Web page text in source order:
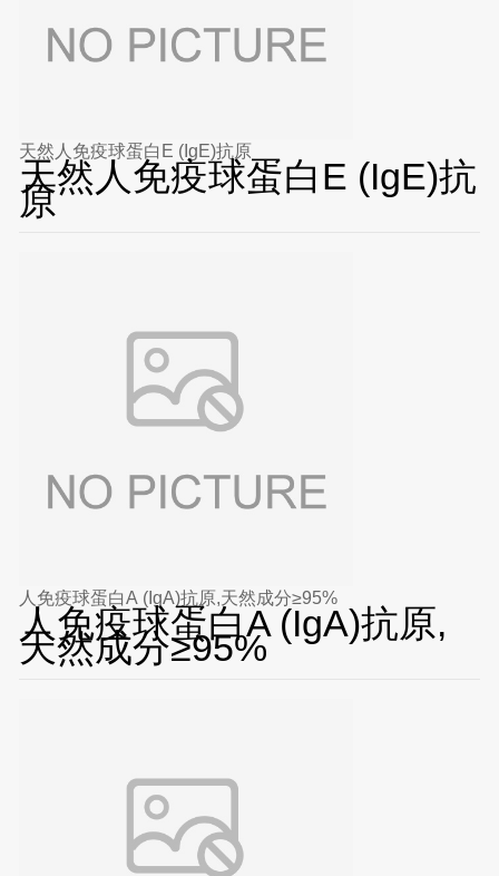
天然人免疫球蛋白E (IgE)抗原
天然人免疫球蛋白E (IgE)抗
原
人免疫球蛋白A (IgA)抗原,天然成分≥95%
人免疫球蛋白A (IgA)抗原,
天然成分≥95%